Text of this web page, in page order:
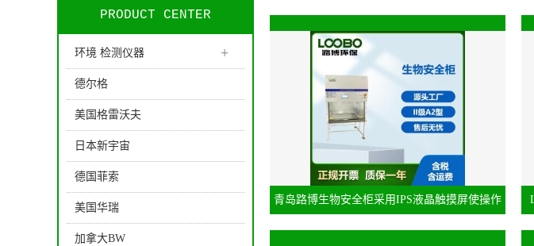
PRODUCT CENTER
环境 检测仪器 +
德尔格
美国格雷沃夫
日本新宇宙
德国菲索
美国华瑞
加拿大BW
青岛路博生物安全柜采用IPS液晶触摸屏使操作
者方便